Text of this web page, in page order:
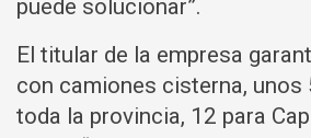
puede solucionar”.
El titular de la empresa
con camiones cisterna, unos
toda la provincia, 12 para